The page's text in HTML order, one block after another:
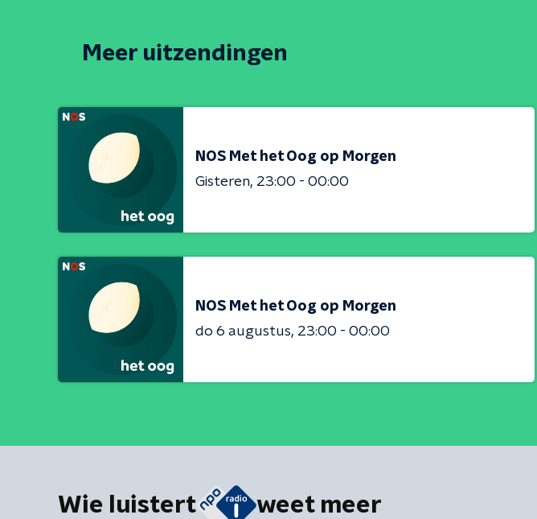
Meer uitzendingen
NOS Met het Oog op Morgen
Gisteren 23:00 - 00:00
NOS Met het Oog op Morgen
do 6 augustus 23:00 - 00:00
Wie luistert weet meer